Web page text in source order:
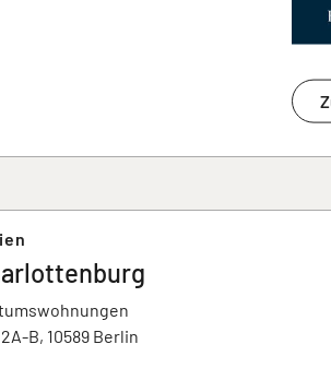
B, 10589 Berlin